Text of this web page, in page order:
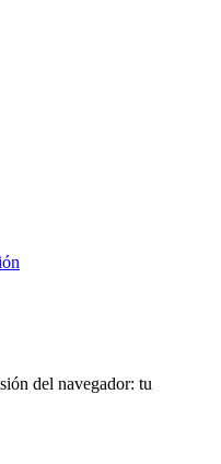
del navegador: tu